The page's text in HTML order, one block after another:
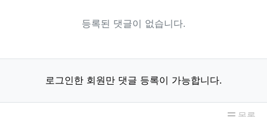
등록된 댓글이 없습니다.
로그인한 회원만 댓글 등록이 가능합니다.